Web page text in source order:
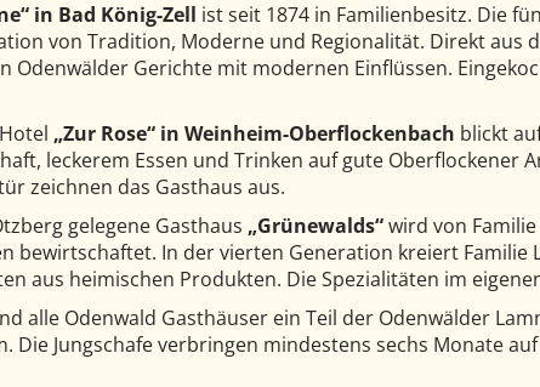
in Bad König-Zell ist seit 1874 in Familienbesitz. Die
von Tradition, Moderne und Regionalität. Direkt
Odenwälder Gerichte mit modernen Einflüssen.
„Zur Rose“ in Weinheim-Oberflockenbach blickt
leckerem Essen und Trinken auf gute
zeichnen das Gasthaus aus.
gelegene Gasthaus „Grünewalds“wird von
bewirtschaftet. In der vierten Generation kreiert
aus heimischen Produkten. Die Spezialitäten im
alle Odenwald Gasthäuser ein Teil der Odenwälder
Die Jungschafe verbringen mindestens sechs Monate